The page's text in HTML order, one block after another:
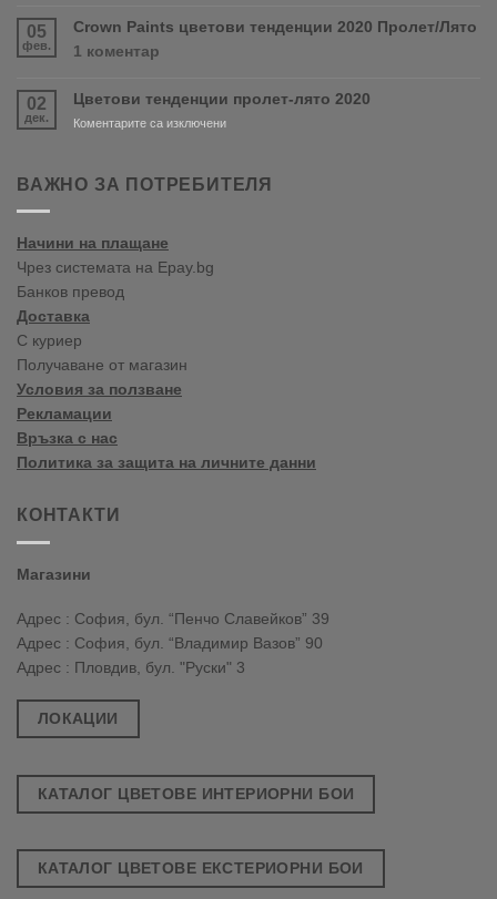
PURDY!
05
фев.
Crown Paints цветови тенденции 2020 Пролет/Лято
1 коментар
цветови
тенденции
Лято
02
дек.
Цветови тенденции пролет-лято 2020
Коментарите са изключениза
пролет-
ВАЖНО ЗА ПОТРЕБИТЕЛЯ
Начини на плащане
Чрез системата на Epay.bg
Банков превод
Доставка
С куриер
Получаване от магазин
Условия за ползване
Рекламации
Връзка с нас
Политика за защита на личните данни
КОНТАКТИ
Магазини
Адрес : София, бул. “Пенчо Славейков” 39
Адрес : София, бул. “Владимир Вазов” 90
Адрес : Пловдив, бул. "Руски" 3
ЛОКАЦИИ
КАТАЛОГ ЦВЕТОВЕ ИНТЕРИОРНИ БОИ
КАТАЛОГ ЦВЕТОВЕ ЕКСТЕРИОРНИ БОИ